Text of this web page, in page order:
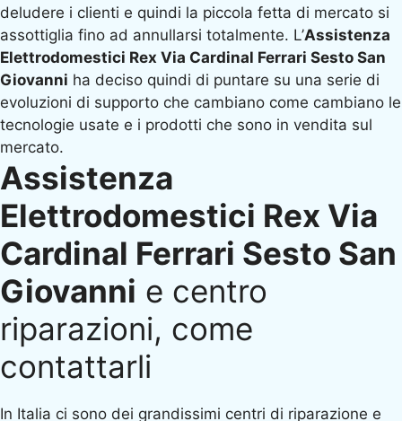
deludere i clienti e quindi la piccola fetta di mercato si
assottiglia fino ad annullarsi totalmente. L’Assistenza
Elettrodomestici Rex Via Cardinal Ferrari Sesto San
Giovanni ha deciso quindi di puntare su una serie di
evoluzioni di supporto che cambiano come cambiano le
tecnologie usate e i prodotti che sono in vendita sul
mercato.
Assistenza
Elettrodomestici Rex Via
Cardinal Ferrari Sesto San
Giovanni e centro
riparazioni, come
contattarli
In Italia ci sono dei grandissimi centri di riparazione e